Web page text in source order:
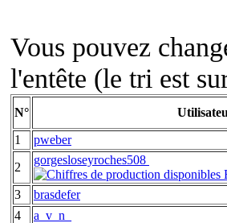
Vous pouvez
l'entête (le tri est
N°
1
pweber
2
gorgesloseyroches508
3
brasdefer
4
a_v_n_